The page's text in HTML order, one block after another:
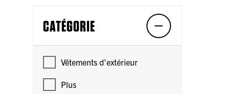
CATÉGORIE
Vêtements d'extérieur
Plus